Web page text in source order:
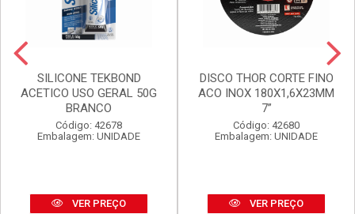
SILICONE TEKBOND
ACETICO USO GERAL 50G
BRANCO
Código: 42678
Embalagem: UNIDADE
VER PREÇO
DISCO THOR CORTE FINO
ACO INOX 180X1,6X23MM
7”
Código: 42680
Embalagem: UNIDADE
VER PREÇO